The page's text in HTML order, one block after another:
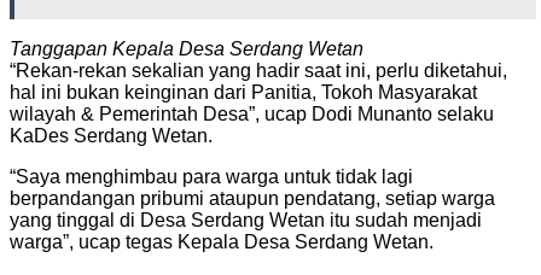
Tanggapan Kepala Desa Serdang Wetan
“Rekan-rekan sekalian yang hadir saat ini, perlu diketahui,
hal ini bukan keinginan dari Panitia, Tokoh Masyarakat
wilayah & Pemerintah Desa”, ucap Dodi Munanto selaku
KaDes Serdang Wetan.
“Saya menghimbau para warga untuk tidak lagi
berpandangan pribumi ataupun pendatang, setiap warga
yang tinggal di Desa Serdang Wetan itu sudah menjadi
warga”, ucap tegas Kepala Desa Serdang Wetan.